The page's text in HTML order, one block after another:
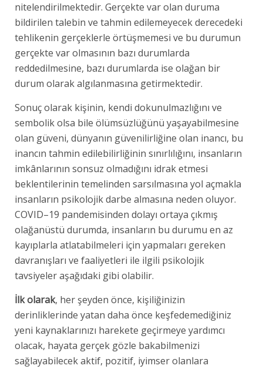
nitelendirilmektedir. Gerçekte var olan duruma
bildirilen talebin ve tahmin edilemeyecek derecedeki
tehlikenin gerçeklerle örtüşmemesi ve bu durumun
gerçekte var olmasının bazı durumlarda
reddedilmesine, bazı durumlarda ise olağan bir
durum olarak algılanmasına getirmektedir.
Sonuç olarak kişinin, kendi dokunulmazlığını ve
sembolik olsa bile ölümsüzlüğünü yaşayabilmesine
olan güveni, dünyanın güvenilirliğine olan inancı, bu
inancın tahmin edilebilirliğinin sınırlılığını, insanların
imkânlarının sonsuz olmadığını idrak etmesi
beklentilerinin temelinden sarsılmasına yol açmakla
insanların psikolojik darbe almasına neden oluyor.
COVID–19 pandemisinden dolayı ortaya çıkmış
olağanüstü durumda, insanların bu durumu en az
kayıplarla atlatabilmeleri için yapmaları gereken
davranışları ve faaliyetleri ile ilgili psikolojik
tavsiyeler aşağıdaki gibi olabilir.
İlk olarak, her şeyden önce, kişiliğinizin
derinliklerinde yatan daha önce keşfedemediğiniz
yeni kaynaklarınızı harekete geçirmeye yardımcı
olacak, hayata gerçek gözle bakabilmenizi
sağlayabilecek aktif, pozitif, iyimser olanlara